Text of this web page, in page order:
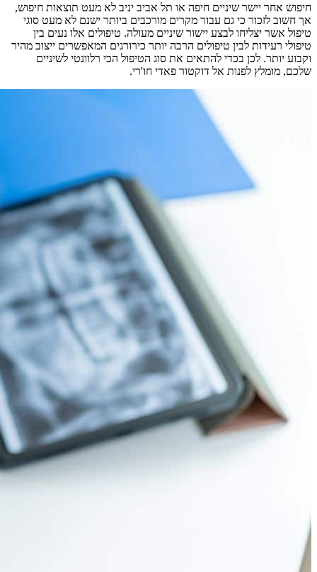
חיפוש אחר יישר שיניים חיפה או תל אביב יניב לא מעט תוצאות חיפוש,
אך חשוב לזכור כי גם עבור מקרים מורכבים ביותר ישנם לא מעט סוגי
טיפול אשר יצליחו לבצע יישור שיניים מעולה. טיפולים אלו נעים בין
טיפולי רעידות לבין טיפולים הרבה יותר כירורגים המאפשרים ייצוב מהיר
וקבוע יותר. לכן בכדי להתאים את סוג הטיפול הכי רלוונטי לשיניים
שלכם, מומלץ לפנות אל דוקטור פאדי חו'רי.